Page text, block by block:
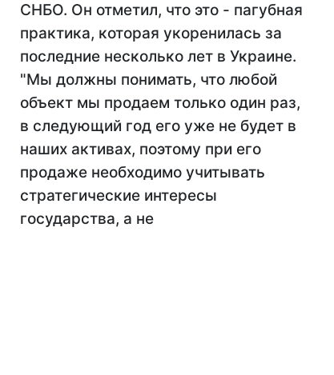
СНБО. Он отметил, что это - пагубная
практика, которая укоренилась за
последние несколько лет в Украине.
"Мы должны понимать, что любой
объект мы продаем только один раз,
в следующий год его уже не будет в
наших активах, поэтому при его
продаже необходимо учитывать
стратегические интересы
государства, а не